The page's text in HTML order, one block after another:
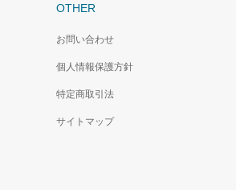
OTHER
お問い合わせ
個人情報保護方針
特定商取引法
サイトマップ